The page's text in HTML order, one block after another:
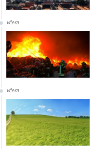
včera
včera